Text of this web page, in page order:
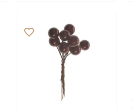
favorite_border